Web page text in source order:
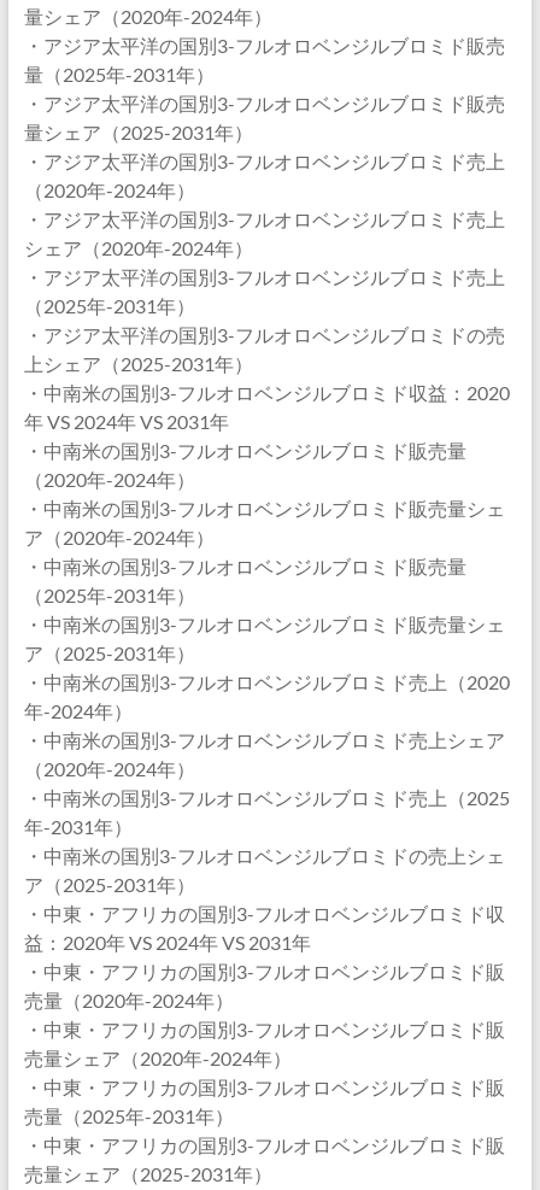
量シェア（2020年-2024年）
・アジア太平洋の国別3-フルオロベンジルブロミド販売
量（2025年-2031年）
・アジア太平洋の国別3-フルオロベンジルブロミド販売
量シェア（2025-2031年）
・アジア太平洋の国別3-フルオロベンジルブロミド売上
（2020年-2024年）
・アジア太平洋の国別3-フルオロベンジルブロミド売上
シェア（2020年-2024年）
・アジア太平洋の国別3-フルオロベンジルブロミド売上
（2025年-2031年）
・アジア太平洋の国別3-フルオロベンジルブロミドの売
上シェア（2025-2031年）
・中南米の国別3-フルオロベンジルブロミド収益：2020
年 VS 2024年 VS 2031年
・中南米の国別3-フルオロベンジルブロミド販売量
（2020年-2024年）
・中南米の国別3-フルオロベンジルブロミド販売量シェ
ア（2020年-2024年）
・中南米の国別3-フルオロベンジルブロミド販売量
（2025年-2031年）
・中南米の国別3-フルオロベンジルブロミド販売量シェ
ア（2025-2031年）
・中南米の国別3-フルオロベンジルブロミド売上（2020
年-2024年）
・中南米の国別3-フルオロベンジルブロミド売上シェア
（2020年-2024年）
・中南米の国別3-フルオロベンジルブロミド売上（2025
年-2031年）
・中南米の国別3-フルオロベンジルブロミドの売上シェ
ア（2025-2031年）
・中東・アフリカの国別3-フルオロベンジルブロミド収
益：2020年 VS 2024年 VS 2031年
・中東・アフリカの国別3-フルオロベンジルブロミド販
売量（2020年-2024年）
・中東・アフリカの国別3-フルオロベンジルブロミド販
売量シェア（2020年-2024年）
・中東・アフリカの国別3-フルオロベンジルブロミド販
売量（2025年-2031年）
・中東・アフリカの国別3-フルオロベンジルブロミド販
売量シェア（2025-2031年）